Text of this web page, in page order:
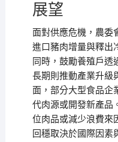
展望
面對供應危機，農委
進口豬肉增量與釋出
同時，鼓勵養殖戶透
長期則推動產業升級
面，部分大型食品企
代肉源或開發新產品
位肉品或減少浪費來
回穩取決於國際因素